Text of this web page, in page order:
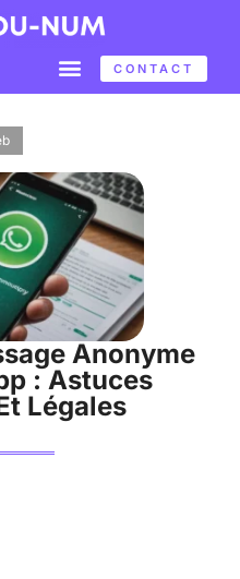
CONTACT
Anonyme
: Astuces
Légales